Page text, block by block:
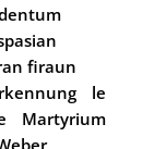
firaun
le
Martyrium